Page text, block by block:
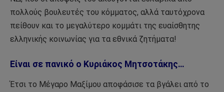
πολλούς βουλευτές του κόμματος, αλλά ταυτόχρονα
πείθουν και το μεγαλύτερο κομμάτι της ευαίσθητης
ελληνικής κοινωνίας για τα εθνικά ζητήματα!
Είναι σε πανικό ο Κυριάκος Μητσοτάκης…
Έτσι το Μέγαρο Μαξίμου αποφάσισε τα βγάλει από το